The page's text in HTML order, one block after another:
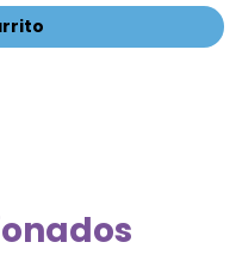
Sabores